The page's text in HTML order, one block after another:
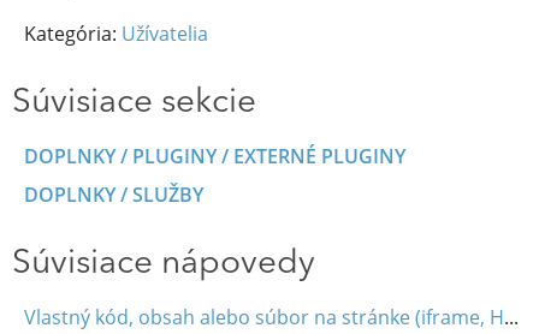
Kategória: Užívatelia
Súvisiace sekcie
DOPLNKY / PLUGINY / EXTERNÉ PLUGINY
DOPLNKY / SLUŽBY
Súvisiace nápovedy
Vlastný kód, obsah alebo súbor na stránke (iframe, HTML, JavaScript)